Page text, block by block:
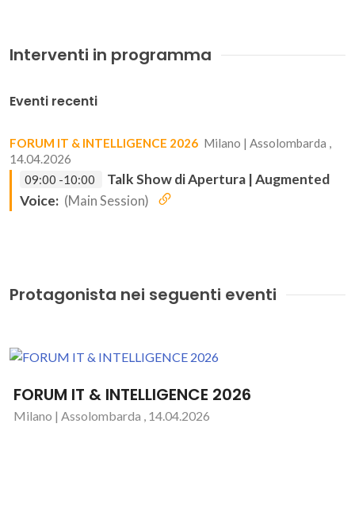
Interventi in programma
Eventi recenti
FORUM IT & INTELLIGENCE 2026 Milano | Assolombarda ,
14.04.2026
09:00 -10:00
Talk Show di Apertura | Augmented
Voice: (Main Session)
Protagonista nei seguenti eventi
FORUM IT & INTELLIGENCE 2026
Milano | Assolombarda , 14.04.2026